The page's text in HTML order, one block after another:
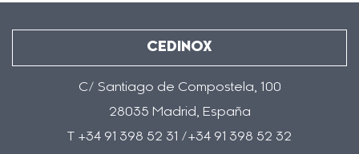
CEDINOX
C/ Santiago de Compostela, 100
28035 Madrid, España
T +34 91 398 52 31 /+34 91 398 52 32